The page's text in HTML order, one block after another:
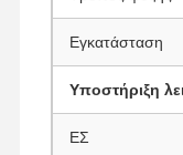
Εγκατάσταση
Υποστήριξη
ΕΣ